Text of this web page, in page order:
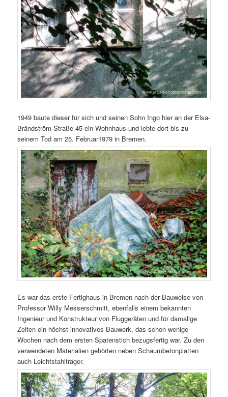
1949 baute dieser für sich und seinen Sohn Ingo hier an der Elsa-
Brändström-Straße 45 ein Wohnhaus und lebte dort bis zu
seinem Tod am 25. Februar1979 in Bremen.
Es war das erste Fertighaus in Bremen nach der Bauweise von
Professor Willy Messerschmitt, ebenfalls einem bekannten
Ingenieur und Konstrukteur von Fluggeräten und für damalige
Zeiten ein höchst innovatives Bauwerk, das schon wenige
Wochen nach dem ersten Spatenstich bezugsfertig war. Zu den
verwendeten Materialien gehörten neben Schaumbetonplatten
auch Leichtstahlträger.